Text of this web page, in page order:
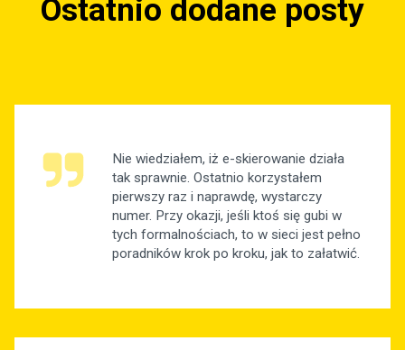
Ostatnio dodane posty
Nie wiedziałem, iż e-skierowanie działa
tak sprawnie. Ostatnio korzystałem
pierwszy raz i naprawdę, wystarczy
numer. Przy okazji, jeśli ktoś się gubi w
tych formalnościach, to w sieci jest pełno
poradników krok po kroku, jak to załatwić.